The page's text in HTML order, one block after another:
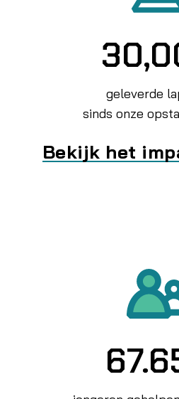
geleverde
sinds onze
Bekijk het